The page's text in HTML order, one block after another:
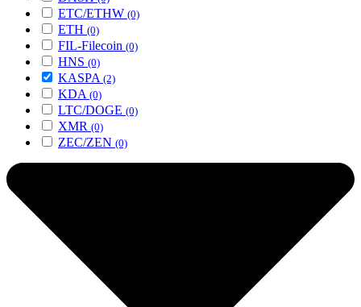
ETC/ETHW (0)
ETH (0)
FIL-Filecoin (0)
HNS (0)
KASPA (2)
KDA (0)
LTC/DOGE (0)
XMR (0)
ZEC/ZEN (0)